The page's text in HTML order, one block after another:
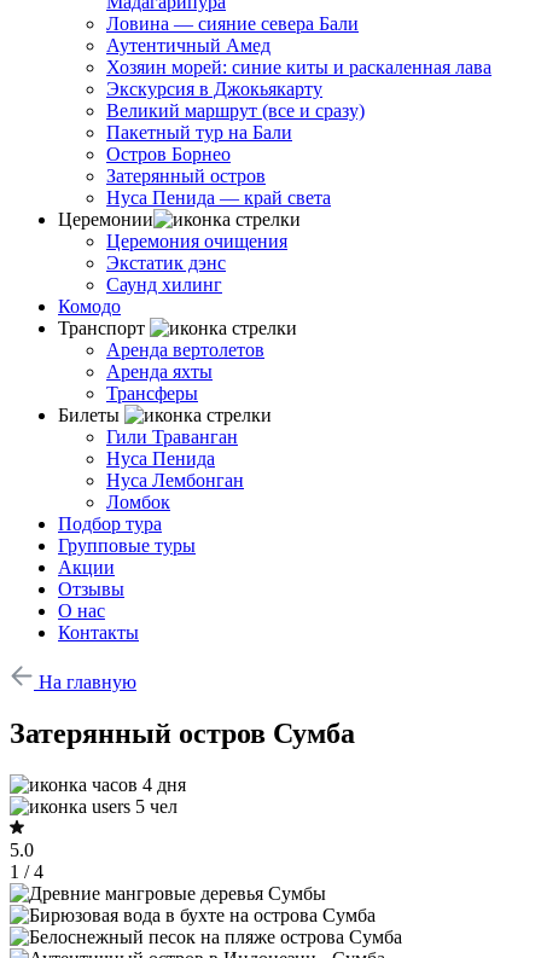
Ловина — сияние севера Бали
Аутентичный Амед
Хозяин морей: синие киты и раскаленная лава
Экскурсия в Джокьякарту
Великий маршрут (все и сразу)
Пакетный тур на Бали
Остров Борнео
Затерянный остров
Нуса Пенида — край света
Церемонии
Церемония очищения
Экстатик дэнс
Саунд хилинг
Комодо
Транспорт
Аренда вертолетов
Аренда яхты
Трансферы
Билеты
Гили Траванган
Нуса Пенида
Нуса Лембонган
Ломбок
Подбор тура
Групповые туры
Акции
Отзывы
О нас
Контакты
На главную
Затерянный остров Сумба
4 дня
5 чел
5.0
1 / 4